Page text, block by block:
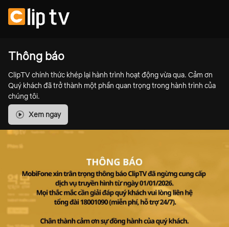
Thông báo
ClipTV chính thức khép lại hành trình hoạt động vừa qua. Cảm ơn
Quý khách đã trở thành một phần quan trọng trong hành trình của
chúng tôi.
Xem ngay